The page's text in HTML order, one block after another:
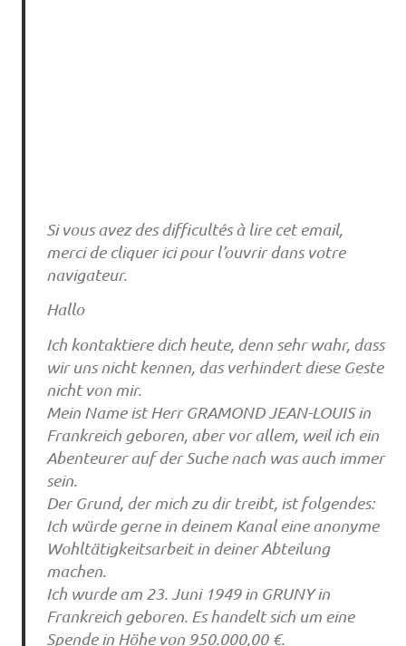
Si vous avez des difficultés à lire cet email,
merci de cliquer ici pour l’ouvrir dans votre
navigateur.
Hallo
Ich kontaktiere dich heute, denn sehr wahr, dass
wir uns nicht kennen, das verhindert diese Geste
nicht von mir.
Mein Name ist Herr GRAMOND JEAN-LOUIS in
Frankreich geboren, aber vor allem, weil ich ein
Abenteurer auf der Suche nach was auch immer
sein.
Der Grund, der mich zu dir treibt, ist folgendes:
Ich würde gerne in deinem Kanal eine anonyme
Wohltätigkeitsarbeit in deiner Abteilung
machen.
Ich wurde am 23. Juni 1949 in GRUNY in
Frankreich geboren. Es handelt sich um eine
Spende in Höhe von 950.000,00 €.